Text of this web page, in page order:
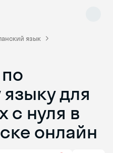
язык
для
с нуля в
онлайн